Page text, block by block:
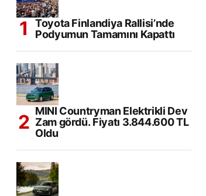
Toyota Finlandiya Rallisi’nde
Podyumun Tamamını Kapattı
MINI Countryman Elektrikli Dev
Zam gördü. Fiyatı 3.844.600 TL
Oldu